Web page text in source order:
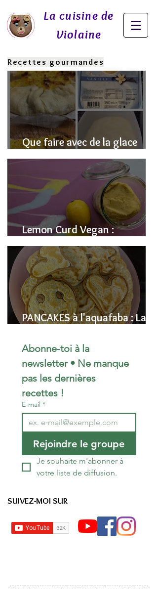
La cuisine de
Violaine
Recettes gourmandes
Que faire avec de la glace
fondue? J'ai la SOLUTION!
Lemon Curd Vegan :
L'alternative saine aux pois
chiches
PANCAKES à l'aquafaba : La
Moelleuse (Sans Œufs)
Abonne-toi à la
newsletter • Ne manque
pas les dernières
recettes !
E-mail *
Rejoindre le groupe
Je souhaite m'abonner à
votre liste de diffusion.
SUIVEZ-MOI SUR